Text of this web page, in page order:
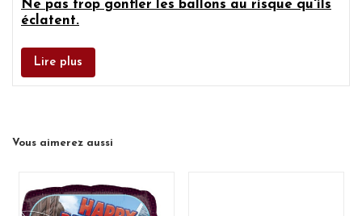
Ne pas trop gonfler les ballons au risque qu'ils
éclatent.
Lire plus
Vous aimerez aussi